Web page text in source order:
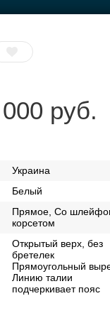
руб.
Украина
Белый
Прямое, Со
корсетом
Открытый верх, без
бретелек
Прямоугольный
Линию талии
подчеркивает пояс
ЗАГСы